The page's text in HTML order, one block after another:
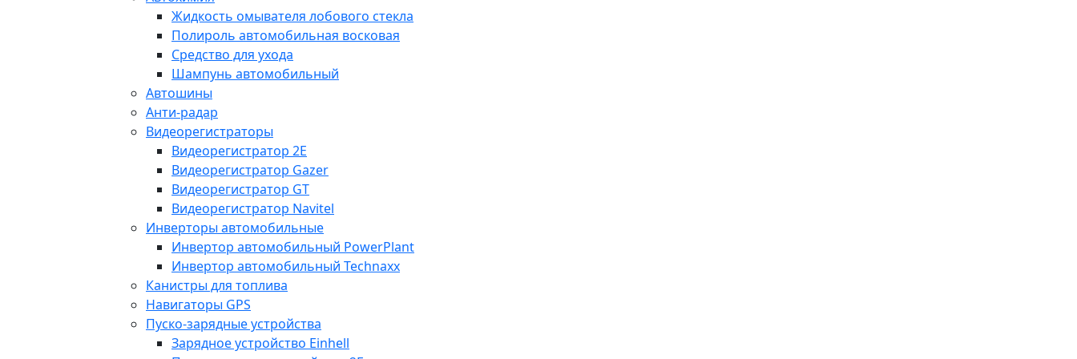
Жидкость омывателя лобового стекла
Полироль автомобильная восковая
Средство для ухода
Шампунь автомобильный
Автошины
Анти-радар
Видеорегистраторы
Видеорегистратор 2E
Видеорегистратор Gazer
Видеорегистратор GT
Видеорегистратор Navitel
Инверторы автомобильные
Инвертор автомобильный PowerPlant
Инвертор автомобильный Technaxx
Канистры для топлива
Навигаторы GPS
Пуско-зарядные устройства
Зарядное устройство Einhell